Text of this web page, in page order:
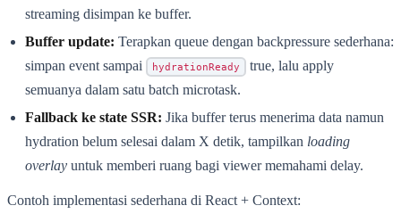
streaming disimpan ke buffer.
Buffer update: Terapkan queue dengan backpressure sederhana:
simpan event sampai
hydrationReady
true, lalu apply
semuanya dalam satu batch microtask.
Fallback ke state SSR: Jika buffer terus menerima data namun
hydration belum selesai dalam X detik, tampilkan loading
overlay untuk memberi ruang bagi viewer memahami delay.
Contoh implementasi sederhana di React + Context: